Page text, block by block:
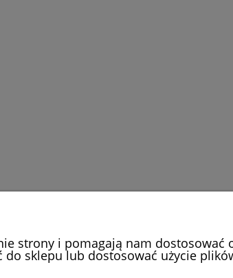
I DOSTAWA INFORMACJE
strony i pomagają nam dostosować
sklepu lub dostosować użycie